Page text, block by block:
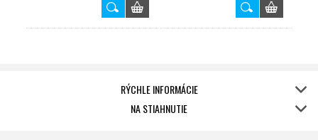
RÝCHLE INFORMÁCIE
NA STIAHNUTIE